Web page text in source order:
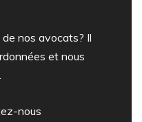
nos avocats? Il
et nous
nous